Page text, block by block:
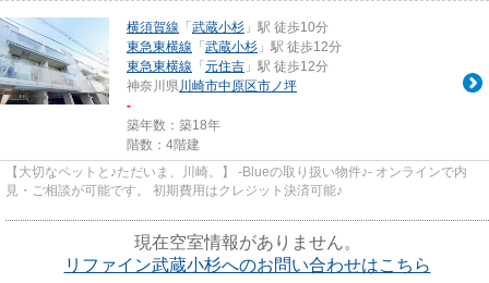
横須賀線 「 武蔵小杉 」駅 徒歩10分
東急東横線 「 武蔵小杉 」駅 徒歩12分
東急東横線 「 元住吉 」駅 徒歩12分
神奈川県川崎市中原区市ノ坪
-
築年数：築18年
階数：4階建
【大切なペットと♪ただいま、川崎。】 -Blueの取り扱い物件♪- オンラインで内
見・ご相談が可能です。 初期費用はクレジット決済可能♪
現在空室情報がありません。
リファイン武蔵小杉へのお問い合わせはこちら